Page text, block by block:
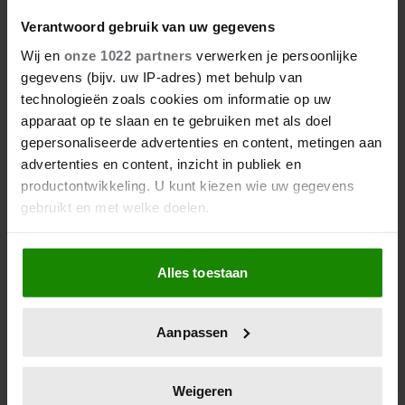
Verantwoord gebruik van uw gegevens
Wij en onze 1022 partners verwerken je persoonlijke
gegevens (bijv. uw IP-adres) met behulp van
technologieën zoals cookies om informatie op uw
apparaat op te slaan en te gebruiken met als doel
gepersonaliseerde advertenties en content, metingen aan
advertenties en content, inzicht in publiek en
productontwikkeling. U kunt kiezen wie uw gegevens
gebruikt en met welke doelen.
Als u het toestaat, willen we ook graag:
Informatie verzamelen over uw geografische
locatie, die tot een paar meter nauwkeurig kan zijn
scannen op specifieke eigenschappen (fingerprinting)
verwerkt en stel uw voorkeuren in het
Alles toestaan
Aanpassen
Weigeren
MODA-KONINGIN
Voor de opening van MoDa, een expositie over
Marokkaanse mode, heeft Máxima niet zomaar wat
uit haar kast gehaald. Ze draagt een jurk van de
Nederlands-Marokkaanse ontwerper Benchellal.